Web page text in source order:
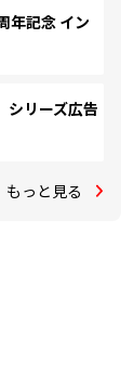
年記念 イン
シリーズ広告
もっと見る